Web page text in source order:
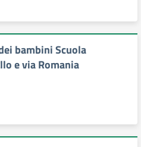
bambini Scuola
e via Romania